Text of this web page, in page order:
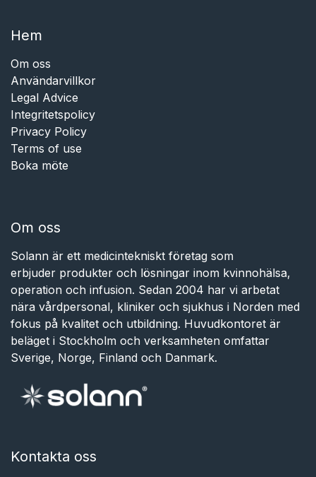
Hem​​
Om oss
Användarvillkor
Legal Advice
Integritetspolicy
Privacy Policy
Terms of use
Boka möte
Om oss
Solann är ett medicintekniskt företag som
erbjuder produkter och lösningar inom kvinnohälsa,
operation och infusion. Sedan 2004 har vi arbetat
nära vårdpersonal, kliniker och sjukhus i Norden med
fokus på kvalitet och utbildning. Huvudkontoret är
beläget i Stockholm och verksamheten omfattar
Sverige, Norge, Finland och Danmark.
Kontakta oss